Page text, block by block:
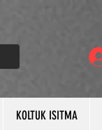
KOLTUK ISITMA